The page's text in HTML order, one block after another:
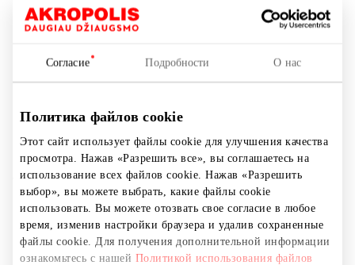
Согласие Подробности О нас
Политика файлов cookie
Этот сайт использует файлы cookie для улучшения качества
просмотра. Нажав «Разрешить все», вы соглашаетесь на
использование всех файлов cookie. Нажав «Разрешить
выбор», вы можете выбрать, какие файлы cookie
использовать. Вы можете отозвать свое согласие в любое
время, изменив настройки браузера и удалив сохраненные
файлы cookie. Для получения дополнительной информации
ознакомьтесь с нашей Политикой использования файлов
коллекции «Золото».
Акция длится:
Купи 3 продукта из коллекции «Золото» и получи
самый недорогой в подарок!
Предложение действительно для участников
программы лояльности STENDERS.